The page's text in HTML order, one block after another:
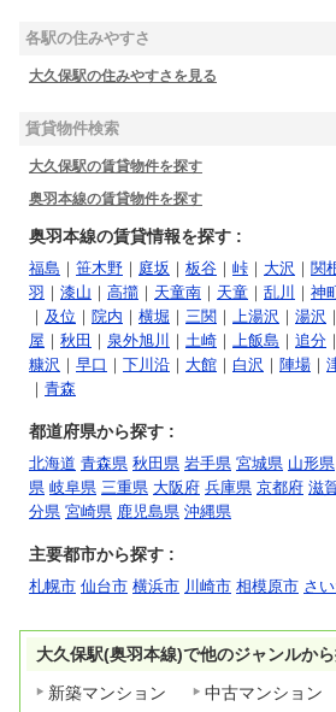
各駅の住みやすさ
大久保駅の住みやすさを見る
賃貸物件検索
大久保駅の賃貸物件を探す
奥羽本線の賃貸物件を探す
奥羽本線の賃貸情報を探す :
福島 ｜ 笹木野 ｜ 庭坂 ｜ 板谷 ｜ 峠 ｜ 大沢 ｜ 関
羽 ｜ 漆山 ｜ 高擶 ｜ 天童南 ｜ 天童 ｜ 乱川 ｜ 神
｜ 及位 ｜ 院内 ｜ 横堀 ｜ 三関 ｜ 上湯沢 ｜ 湯沢 ｜
屋 ｜ 秋田 ｜ 泉外旭川 ｜ 土崎 ｜ 上飯島 ｜ 追分
糠沢 ｜ 早口 ｜ 下川沿 ｜ 大館 ｜ 白沢 ｜ 陣場 ｜
｜ 青森
都道府県から探す :
北海道 青森県 秋田県 岩手県 宮城県 山形県
県 岐阜県 三重県 大阪府 兵庫県 京都府 滋
分県 宮崎県 鹿児島県 沖縄県
主要都市から探す :
札幌市 仙台市 横浜市 川崎市 相模原市 さ
大久保駅(奥羽本線)で他のジャンルか
新築マンション
中古マンション